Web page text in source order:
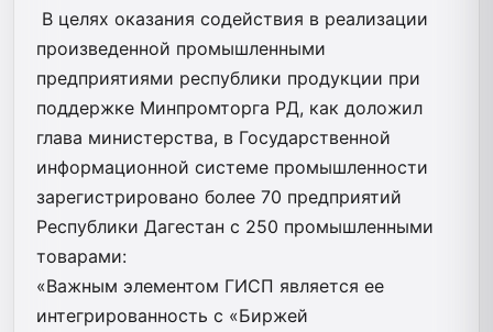
В целях оказания содействия в реализации
произведенной промышленными
предприятиями республики продукции при
поддержке Минпромторга РД, как доложил
глава министерства, в Государственной
информационной системе промышленности
зарегистрировано более 70 предприятий
Республики Дагестан с 250 промышленными
товарами:
«Важным элементом ГИСП является ее
интегрированность с «Биржей